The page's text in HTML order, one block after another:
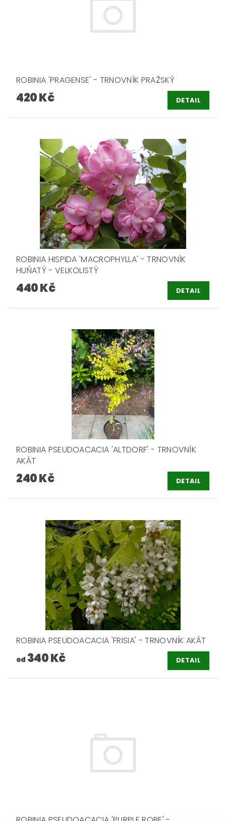
ROBINIA 'PRAGENSE' - TRNOVNÍK PRAŽSKÝ
420 Kč DETAIL
ROBINIA HISPIDA 'MACROPHYLLA' - TRNOVNÍK
HUŇATÝ - VELKOLISTÝ
440 Kč DETAIL
ROBINIA PSEUDOACACIA 'ALTDORF' - TRNOVNÍK
AKÁT
240 Kč DETAIL
ROBINIA PSEUDOACACIA 'FRISIA' - TRNOVNÍK AKÁT
od 340 Kč DETAIL